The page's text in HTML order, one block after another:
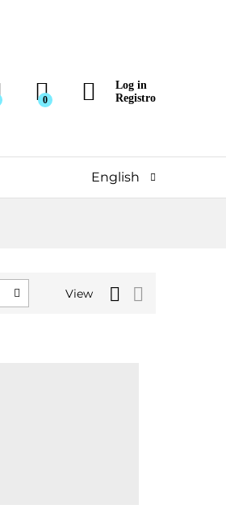
0
Log in
Registro
English
View